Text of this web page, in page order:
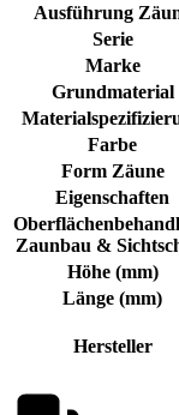
Ausführung
Serie
Marke
Grundmaterial
Farbe
Form Zäune
Eigenschaften
Zaunbau &
Höhe (mm)
Länge (mm)
Hersteller